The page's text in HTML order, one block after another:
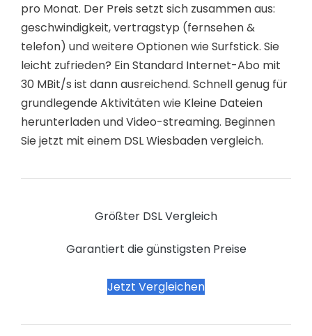
pro Monat. Der Preis setzt sich zusammen aus:
geschwindigkeit, vertragstyp (fernsehen &
telefon) und weitere Optionen wie Surfstick. Sie
leicht zufrieden? Ein Standard Internet-Abo mit
30 MBit/s ist dann ausreichend. Schnell genug für
grundlegende Aktivitäten wie Kleine Dateien
herunterladen und Video-streaming. Beginnen
Sie jetzt mit einem DSL Wiesbaden vergleich.
Größter DSL Vergleich
Garantiert die günstigsten Preise
Jetzt Vergleichen